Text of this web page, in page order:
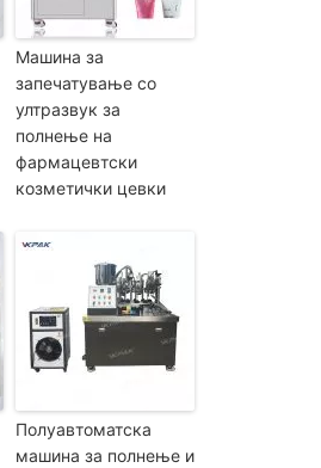
Машина за
запечатување со
ултразвук за
полнење на
фармацевтски
козметички цевки
Полуавтоматска
машина за полнење и